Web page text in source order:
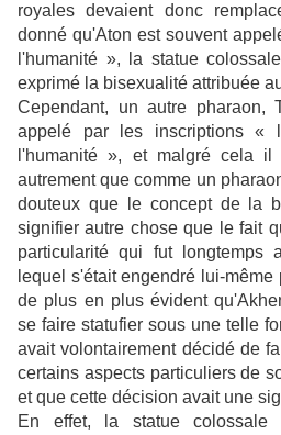
royales devaient donc
donné qu'Aton est souvent
l'humanité », la statue
exprimé la bisexualité attribuée
Cependant, un autre pharaon,
appelé par les inscriptions
l'humanité », et malgré cela il
autrement que comme un
douteux que le concept de la
signifier autre chose que le fait
particularité qui fut longtemps
lequel s'était engendré lui-
de plus en plus évident
se faire statufier sous une telle
avait volontairement décidé de
certains aspects particuliers de
et que cette décision avait une
En effet, la statue